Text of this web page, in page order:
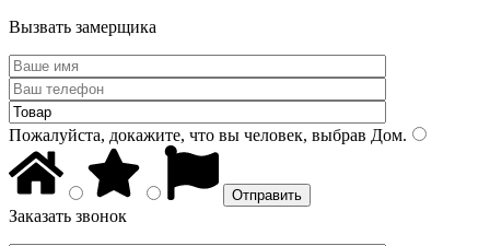
Вызвать замерщика
Пожалуйста, докажите, что вы человек, выбрав Дом.
Заказать звонок